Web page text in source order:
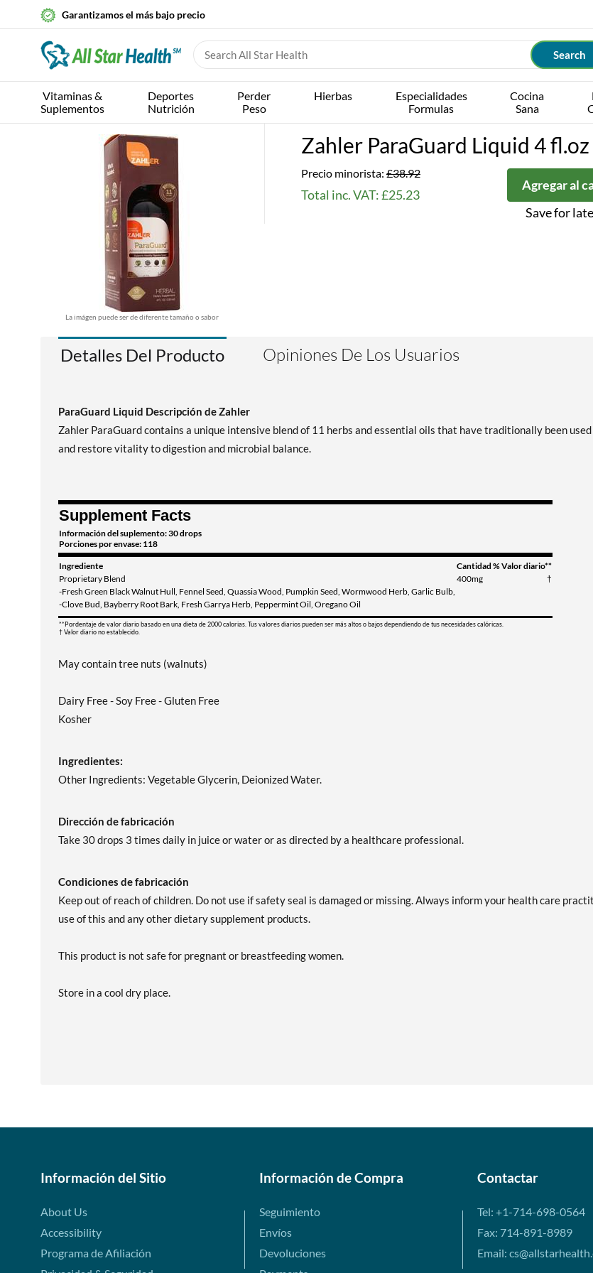
Garantizamos el más bajo precio
Vitaminas &
Suplementos
Deportes
Nutrición
Perder
Peso
Hierbas
Especialidades
Formulas
Cocina
Sana
La imágen puede ser de diferente tamaño o sabor
Zahler ParaGuard Liquid 4 fl.oz
Precio minorista: £38.92
Total inc. VAT: £25.23
Agregar al
Save for
Detalles Del Producto Opiniones De Los Usuarios
ParaGuard Liquid Descripción de Zahler
Zahler ParaGuard contains a unique intensive blend of 11 herbs and essential oils that have traditionally been
and restore vitality to digestion and microbial balance.
Supplement Facts
Información del suplemento: 30 drops
Porciones por envase: 118
Ingrediente Cantidad % Valor diario**
Proprietary Blend
400mg
†
-Fresh Green Black Walnut Hull, Fennel Seed, Quassia Wood, Pumpkin Seed, Wormwood Herb, Garlic Bulb,
-Clove Bud, Bayberry Root Bark, Fresh Garrya Herb, Peppermint Oil, Oregano Oil
**Pordentaje de valor diario basado en una dieta de 2000 calorias. Tus valores diarios pueden ser más altos o bajos dependiendo de tus necesidades calóricas.
† Valor diario no establecido.
May contain tree nuts (walnuts)
Dairy Free - Soy Free - Gluten Free
Kosher
Ingredientes:
Other Ingredients: Vegetable Glycerin, Deionized Water.
Dirección de fabricación
Take 30 drops 3 times daily in juice or water or as directed by a healthcare professional.
Condiciones de fabricación
Keep out of reach of children. Do not use if safety seal is damaged or missing. Always inform your health care
use of this and any other dietary supplement products.
This product is not safe for pregnant or breastfeeding women.
Store in a cool dry place.
Información del Sitio
About Us
Accessibility
Programa de Afiliación
Información de Compra
Seguimiento
Envíos
Devoluciones
Contactar
Tel: +1-714-698-0564
Fax: 714-891-8989
Email: